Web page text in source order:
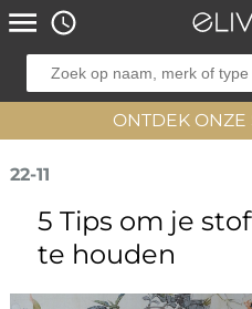
ONTDEK ONZE
22-11
5 Tips om je
te houden